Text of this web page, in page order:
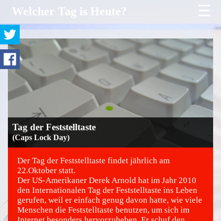
Welcher Tag is Heute? ☰
Tag der Feststelltaste
(Caps Lock Day)
©
Der Tag der Feststelltaste findet jährlich am
22.Oktober statt.
Der US-Amerikaner Derek Arnold hat im Jahr 2010
den Internationalen Tag der Feststelltaste ins Leben
gerufen, weil er einfach genug davon hatte, wie viele
Menschen die Feststelltaste benutzen, um sich im